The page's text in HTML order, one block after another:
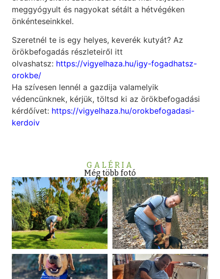
meggyógyult és nagyokat sétált a hétvégéken
önkénteseinkkel.
Szeretnél te is egy helyes, keverék kutyát? Az
örökbefogadás részleteiről itt
olvashatsz: https://vigyelhaza.hu/igy-fogadhatsz-
orokbe/
Ha szívesen lennél a gazdija valamelyik
védencünknek, kérjük, töltsd ki az örökbefogadási
kérdőívet: https://vigyelhaza.hu/orokbefogadasi-
kerdoiv
GALÉRIA
Még több fotó